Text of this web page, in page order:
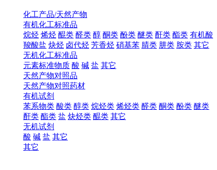
化工产品/天然产物
有机化工标准品
烷烃 烯烃 醌类 醛类 醇 酮类 酚类 醚类 酐类 酯类 有机酸
羧酸盐 炔烃 卤代烃 芳香烃 硝基苯 腈类 肼类 胺类 其它
无机化工标准品
元素标准物质 酸 碱 盐 其它
天然产物对照品
天然产物对照药材
有机试剂
苯系物类 酸类 醇类 烷烃类 烯烃类 醛类 酮类 酚类 醚类
酐类 酯类 盐 炔烃类 醌类 其它
无机试剂
酸 碱 盐 其它
其它